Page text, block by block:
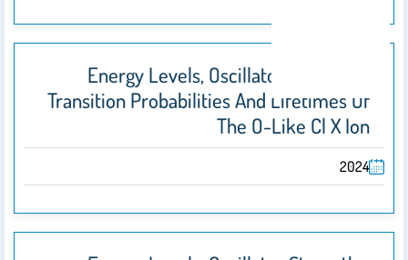
Energy Levels, Oscillator Strengths,
Transition Probabilities And Lifetimes Of
The O-Like Cl X Ion
2024